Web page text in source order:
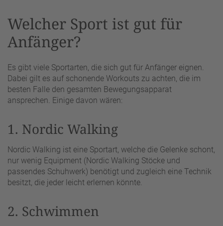
Welcher Sport ist gut für
Anfänger?
Es gibt viele Sportarten, die sich gut für Anfänger eignen.
Dabei gilt es auf schonende Workouts zu achten, die im
besten Falle den gesamten Bewegungsapparat
ansprechen. Einige davon wären:
1. Nordic Walking
Nordic Walking ist eine Sportart, welche die Gelenke schont,
nur wenig Equipment (Nordic Walking Stöcke und
passendes Schuhwerk) benötigt und zugleich eine Technik
besitzt, die jeder leicht erlernen könnte.
2. Schwimmen